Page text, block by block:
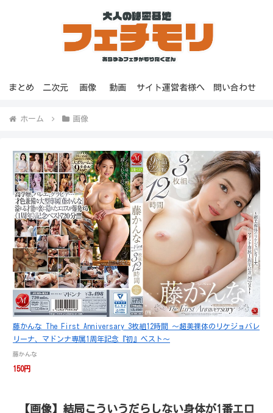
まとめ 二次元 画像 動画 サイト運営者様へ 問い合わせ
ホーム 画像
藤かんな The First Anniversary 3枚組12時間 ～超美裸体のリケジョバレ
リーナ、マドンナ専属1周年記念『初』ベスト～
藤かんな
150円
【画像】結局こう‎いうだらしない身体が1番エロ